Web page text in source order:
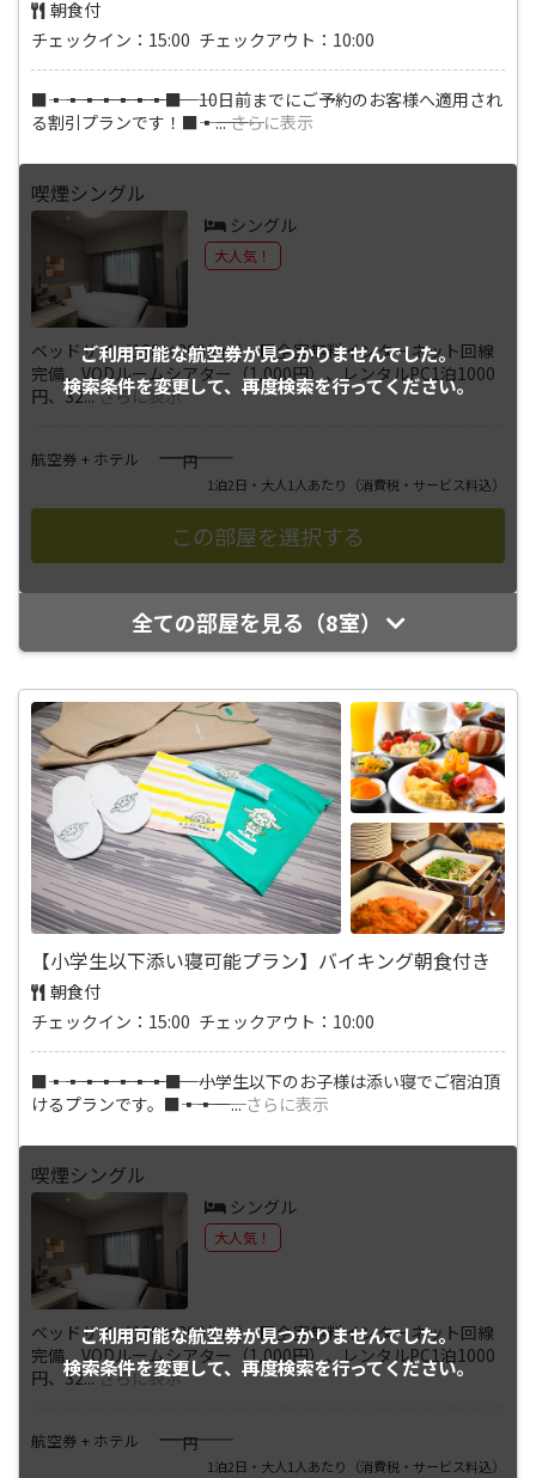
朝食付
チェックイン：15:00 チェックアウト：10:00
■―――▪―――▪―――▪―――▪―――▪―――▪―――▪―――■ 10日前までにご予約のお客様へ適用され
る割引プランです！■―――▪―――...さらに表示
ご利用可能な航空券が見つかりませんでした。
検索条件を変更して、 再度検索を行ってください。
喫煙シングル
シングル
大人気！
ベッドサイズ130×200(cm) ■全室無料インターネット回線
完備、VODルームシアター（1,000円）、レンタルPC1泊1000
円、32...さらに表示
航空券 + ホテル ――――円
1泊2日・大人1人あたり （消費税・サービス料込）
全ての部屋を見る（8室）
【小学生以下添い寝可能プラン】バイキング朝食付き
朝食付
チェックイン：15:00 チェックアウト：10:00
■―――▪―――▪―――▪―――▪―――▪―――▪―――▪―――■ 小学生以下のお子様は添い寝でご宿泊頂
けるプランです。■―――▪―――▪―...さらに表示
ご利用可能な航空券が見つかりませんでした。
検索条件を変更して、 再度検索を行ってください。
喫煙シングル
シングル
大人気！
ベッドサイズ130×200(cm) ■全室無料インターネット回線
完備、VODルームシアター（1,000円）、レンタルPC1泊1000
円、32...さらに表示
航空券 + ホテル ――――円
1泊2日・大人1人あたり （消費税・サービス料込）